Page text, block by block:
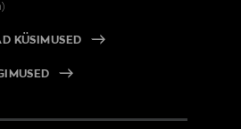
KÜSIMUSED